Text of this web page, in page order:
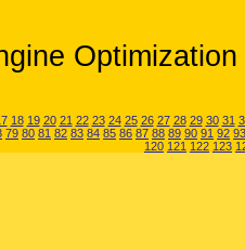
18 19 20 21 22 23 24 25 26 27 28 29 30 31
79 80 81 82 83 84 85 86 87 88 89 90 91 92 93
120 121 122 123